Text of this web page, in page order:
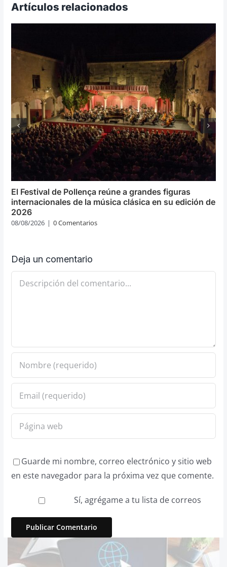
Artículos relacionados
El Festival de Pollença reúne a grandes figuras
internacionales de la música clásica en su edición de
2026
08/08/2026 | 0 Comentarios
Deja un comentario
Comentario
Guarde mi nombre, correo electrónico y sitio web
en este navegador para la próxima vez que comente.
Sí, agrégame a tu lista de correos